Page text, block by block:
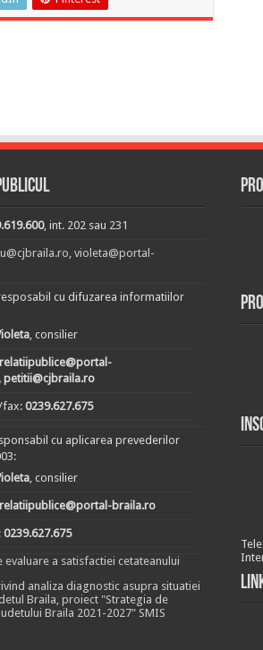
, int. 202 sau 231
,violeta@portal-
cu difuzarea informatiilor
, consilier
relatiipublice@portal-
petitii@cjbraila.ro
fax:0239.627.675
cu aplicarea prevederilor
, consilier
relatiipublice@portal-braila.ro
0239.627.675
evaluare a satisfactiei cetateanului
analiza diagnostic asupra situatiei
Braila, proiect "Strategia de
Braila 2021-2027" SMIS